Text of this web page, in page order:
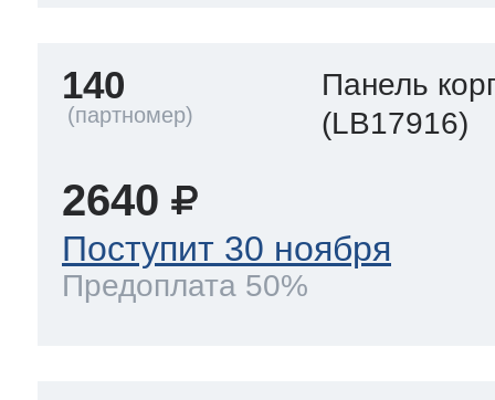
140
Панель
(LB17916)
2640
Поступит 30 ноября
Предоплата 50%